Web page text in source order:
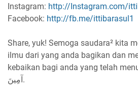
Instagram: http://Instagram.com/
Facebook: http://fb.me/ittibarasul1
Share, yuk! Semoga saudara² kita
ilmu dari yang anda bagikan dan
kebaikan bagi anda yang telah
آمِينَ.